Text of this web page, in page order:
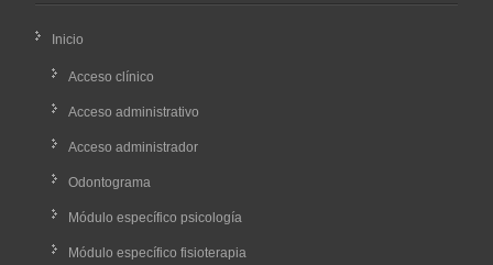
Inicio
Acceso clínico
Acceso administrativo
Acceso administrador
Odontograma
Módulo específico psicología
Módulo específico fisioterapia